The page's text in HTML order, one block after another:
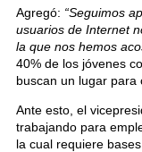
Agregó: “Seguimos
usuarios de Internet
la que nos hemos
40% de los jóvenes
buscan un lugar para
Ante esto, el
trabajando para
la cual requiere